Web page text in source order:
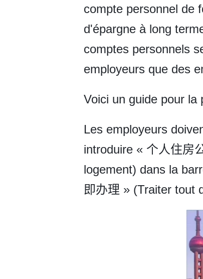
compte personnel de
d'épargne à long
comptes personnels
employeurs que des
Voici un guide pour la
Les employeurs
introduire « 个人住房
logement) dans la
即办理 » (Traiter tout